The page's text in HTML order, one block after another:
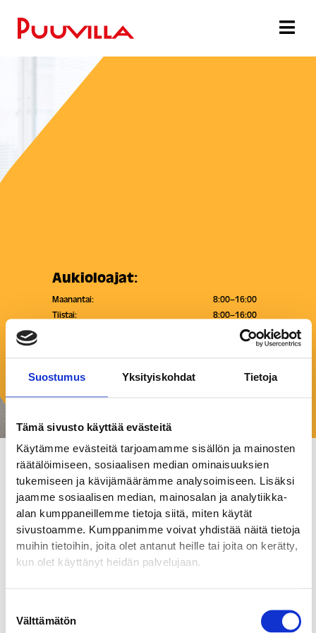
Suostumus Yksityiskohdat Tietoja
Tämä sivusto käyttää evästeitä
Käytämme evästeitä tarjoamamme sisällön ja mainosten
räätälöimiseen, sosiaalisen median ominaisuuksien
tukemiseen ja kävijämäärämme analysoimiseen. Lisäksi
jaamme sosiaalisen median, mainosalan ja analytiikka-
alan kumppaneillemme tietoja siitä, miten käytät
sivustoamme. Kumppanimme voivat yhdistää näitä tietoja
muihin tietoihin, joita olet antanut heille tai joita on kerätty,
kun olet käyttänyt heidän palvelujaan.
valinta
Välttämätön
Aukioloajat:
Maanantai:
8:00–16:00
Tiistai:
8:00–16:00
8:00–16:00
8:00–16:00
Lauantai:
Suljettu
Comatec Process and
Automation Oy
Toimistot
Älyvoimasta ylivoimaa
insinööriemme älyvoiman rakentaaksemme teknologisia
ratkaisuja, jotka auttavat menestymään muutoksessa.